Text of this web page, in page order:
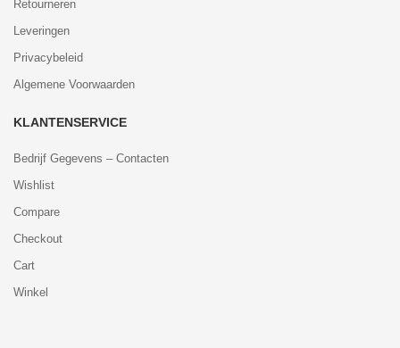
Retourneren
Leveringen
Privacybeleid
Algemene Voorwaarden
KLANTENSERVICE
Bedrijf Gegevens – Contacten
Wishlist
Compare
Checkout
Cart
Winkel